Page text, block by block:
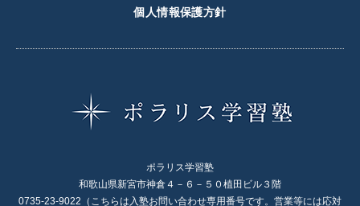
個人情報保護方針
ポラリス学習塾
和歌山県新宮市神倉４－６－５０植田ビル３階
0735-23-9022（こちらは入塾お問い合わせ専用番号です。営業等には応対